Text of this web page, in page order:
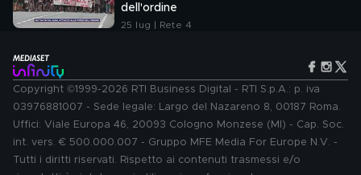
dell'ordine
25 lug | Rete 4
Copyright ©1999-2026 RTI Business Digital - RTI S.p.A.: p. iva
03976881007 - Sede legale: Largo del Nazareno 8, 00187 Roma.
Uffici: Viale Europa 46, 20093 Cologno Monzese (MI) - Cap. Soc.
int. vers. € 500.000.007 - Gruppo MFE Media For Europe N.V. -
Tutti i diritti riservati. Rispetto ai contenuti trasmessi e/o